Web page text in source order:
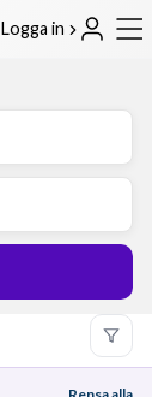
Logga in